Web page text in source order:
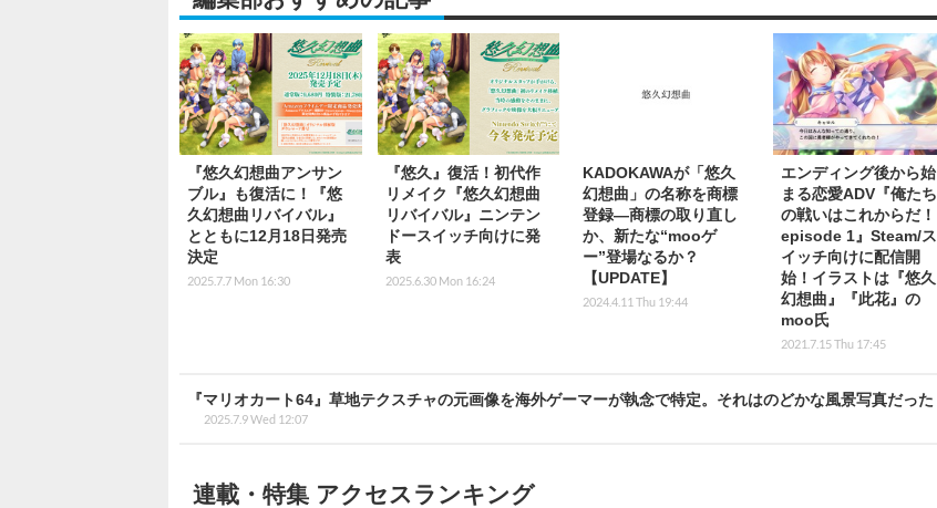
『悠久幻想曲アンサン
ブル』も復活に！『悠
久幻想曲リバイバル』
とともに12月18日発売
決定
2025.7.7 Mon 16:30
『悠久』復活！初代作
リメイク『悠久幻想曲
リバイバル』ニンテン
ドースイッチ向けに発
表
2025.6.30 Mon 16:24
KADOKAWAが「悠久
幻想曲」の名称を商標
登録―商標の取り直し
か、新たな“mooゲ
ー”登場なるか？
【UPDATE】
2024.4.11 Thu 19:44
エンディング後から始
まる恋愛ADV『俺たち
の戦いはこれからだ！
episode 1』Steam/ス
イッチ向けに配信開
始！イラストは『悠久
幻想曲』『此花』の
moo氏
2021.7.15 Thu 17:45
『マリオカート64』草地テクスチャの元画像を海外ゲーマーが執念で特定。それはのどかな風景写真だった
2025.7.9 Wed 12:07
連載・特集 アクセスランキング